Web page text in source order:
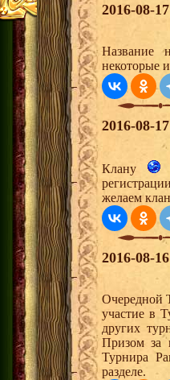
2016-08-
Название
некоторые
2016-08-
Клану
желаем
2016-08-
Очередной
участие в
других
Призом за
Турнира
разделе.